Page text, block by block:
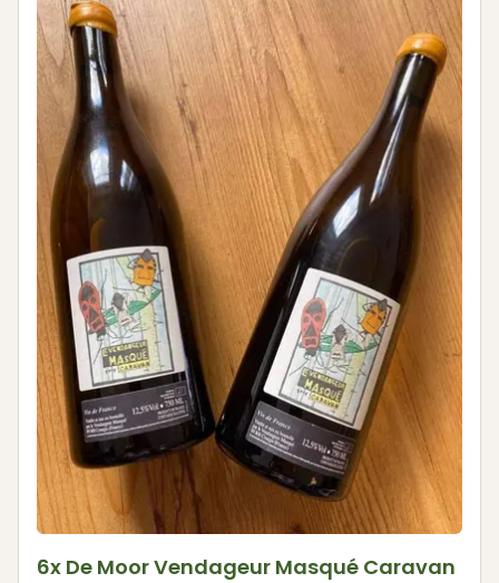
6x De Moor Vendageur Masqué Caravan